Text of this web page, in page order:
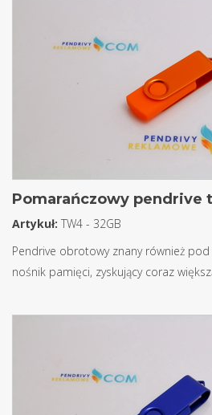
Pomarańczowy pendrive
Artykuł: TW4 - 32GB
Pendrive obrotowy znany również
nośnik pamięci, zyskujący coraz